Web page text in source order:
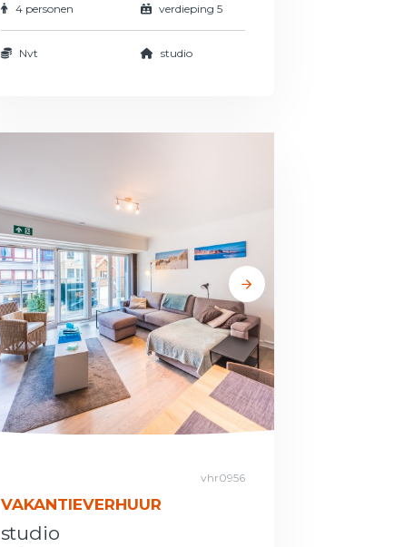
4 personen verdieping 5
Nvt studio
vhr0956
VAKANTIEVERHUUR
studio